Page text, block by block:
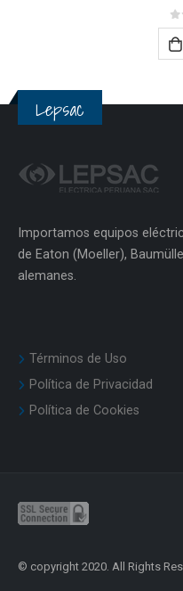
0
Lepsac
Importamos equipos
de Eaton (Moeller),
alemanes.
Términos de Uso
Política de Privacidad
Política de Cookies
© copyright 2020. All Rights